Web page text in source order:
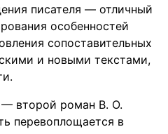
писателя — отличный
особенностей
сопоставительных
и новыми текстами,
второй роман В. О.
перевоплощается в